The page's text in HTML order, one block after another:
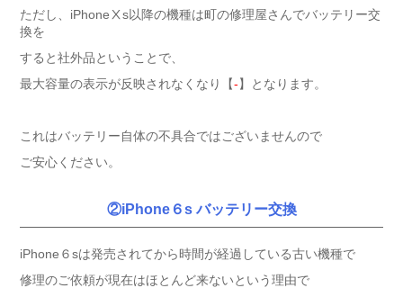
ただし、iPhoneⅩs以降の機種は町の修理屋さんでバッテリー交
換を
すると社外品ということで、
最大容量の表示が反映されなくなり【‐】となります。
これはバッテリー自体の不具合ではございませんので
ご安心ください。
②iPhone６s バッテリー交換
iPhone６sは発売されてから時間が経過している古い機種で
修理のご依頼が現在はほとんど来ないという理由で